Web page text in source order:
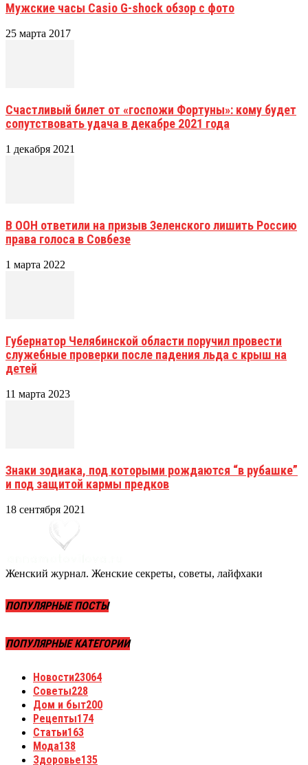
Мужские часы Casio G-shock обзор с фото
25 марта 2017
Счастливый билет от «госпожи Фортуны»: кому будет
сопутствовать удача в декабре 2021 года
1 декабря 2021
В ООН ответили на призыв Зеленского лишить Россию
права голоса в Совбезе
1 марта 2022
Губернатор Челябинской области поручил провести
служебные проверки после падения льда с крыш на
детей
11 марта 2023
Знаки зодиака, под которыми рождаются “в рубашке”
и под защитой кармы предков
18 сентября 2021
Женский журнал. Женские секреты, советы, лайфхаки
ПОПУЛЯРНЫЕ ПОСТЫ
ПОПУЛЯРНЫЕ КАТЕГОРИИ
Новости23064
Советы228
Дом и быт200
Рецепты174
Статьи163
Мода138
Здоровье135